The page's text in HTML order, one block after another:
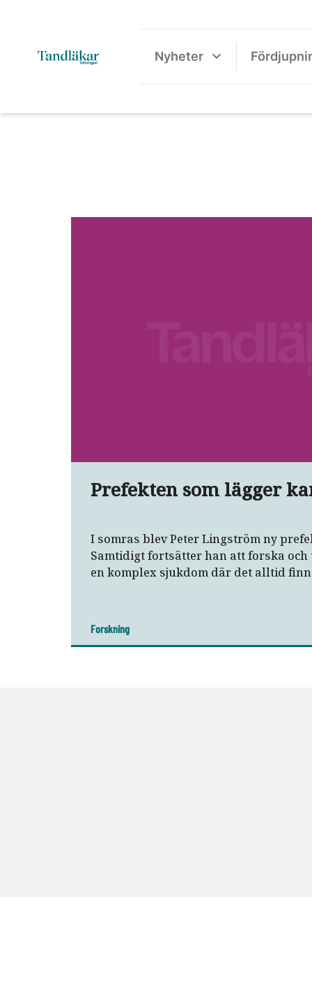
Nyheter
Prefekten som lägger
I somras blev Peter Lingström ny
Samtidigt fortsätter han att forska
en komplex sjukdom där det alltid
Forskning